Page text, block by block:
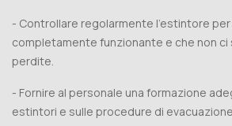
- Controllare regolarmente l'estintore per
completamente funzionante e che non ci
perdite.
- Fornire al personale una formazione
estintori e sulle procedure di